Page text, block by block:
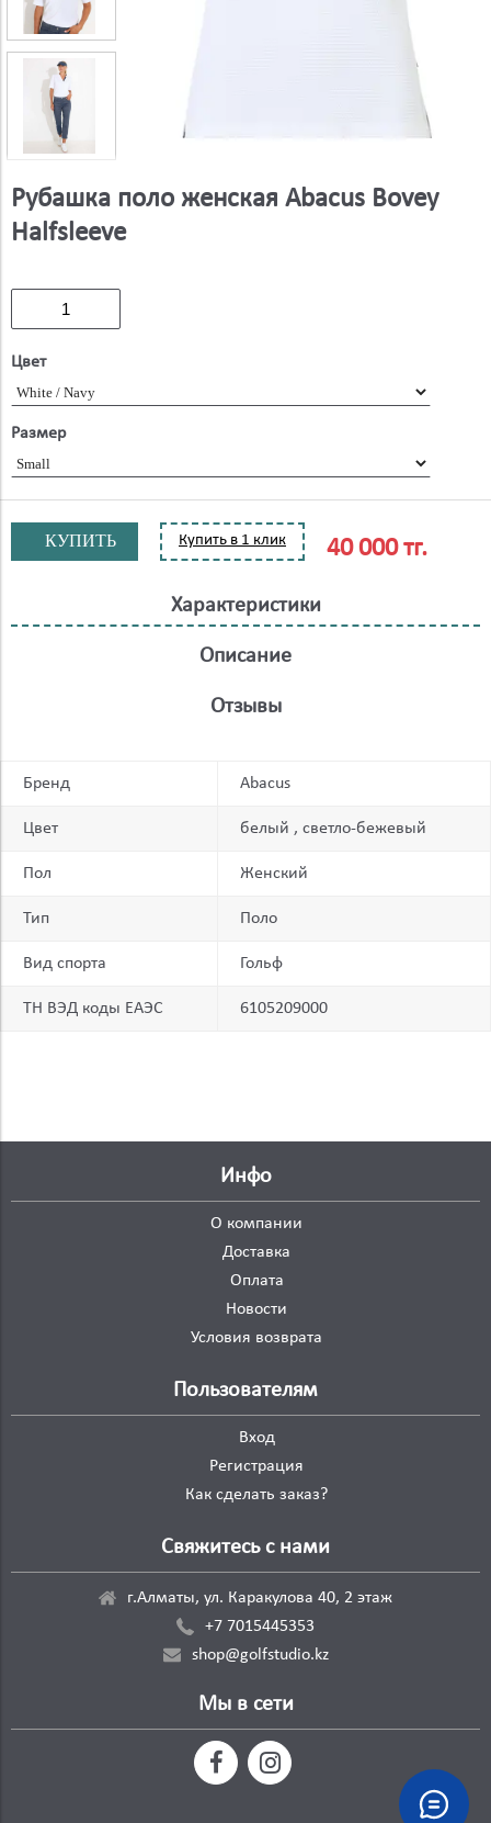
Рубашка поло женская Abacus Bovey
Halfsleeve
Цвет
Размер
КУПИТЬ Купить в 1 клик 40 000 тг.
Характеристики
Описание
Отзывы
Бренд Abacus
Цвет белый светло-бежевый
Пол Женский
Тип Поло
Вид спорта Гольф
ТН ВЭД коды ЕАЭС 6105209000
Инфо
О компании
Доставка
Оплата
Новости
Условия возврата
Пользователям
Вход
Регистрация
Как сделать заказ?
Свяжитесь с нами
г.Алматы, ул. Каракулова 40, 2 этаж
+7 7015445353
shop@golfstudio.kz
Мы в сети